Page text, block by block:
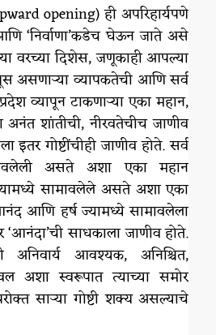
opening) ही अपरिहार्यपणे
‘निर्वाणा’कडेच घेऊन जाते असे
वरच्या दिशेस, जणूकाही आपल्या
असणाऱ्या व्यापकतेची आणि सर्व
व्यापून टाकणाऱ्या एका महान,
अनंत शांतीची, नीरवतेचीच जाणीव
इतर गोष्टींचीही जाणीव होते. सर्व
असते अशा एका महान
ज्यामध्ये सामावलेले असते अशा एका
आनंद आणि हर्ष ज्यामध्ये सामावलेला
साधकाला जाणीव होते.
अनिवार्य आवश्यक, अनिश्चित,
अशा स्वरूपात त्याच्या समोर
साऱ्या गोष्टी शक्य असल्याचे